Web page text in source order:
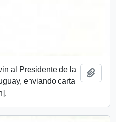
al Presidente de la
enviando carta